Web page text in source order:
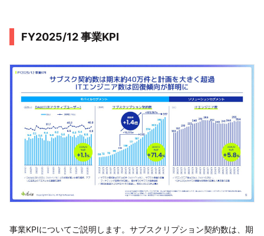
FY2025/12 事業KPI
事業KPIについてご説明します。サブスクリプション契約数は、期